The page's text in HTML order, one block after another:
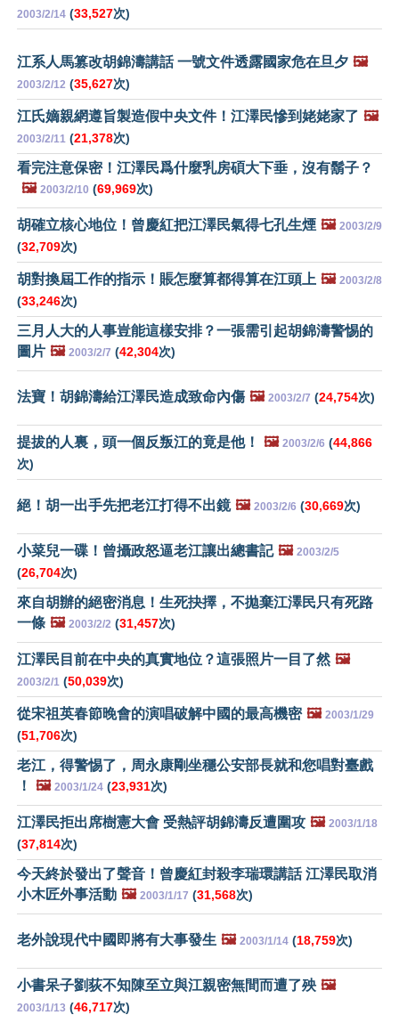
2003/2/14 (33,527次)
江系人馬篡改胡錦濤講話 一號文件透露國家危在旦夕 🖼️
2003/2/12 (35,627次)
江氏嫡親網遵旨製造假中央文件！江澤民慘到姥姥家了 🖼️
2003/2/11 (21,378次)
看完注意保密！江澤民爲什麼乳房碩大下垂，沒有鬍子？
🖼️ 2003/2/10 (69,969次)
胡確立核心地位！曾慶紅把江澤民氣得七孔生煙 🖼️ 2003/2/9
(32,709次)
胡對換屆工作的指示！賬怎麼算都得算在江頭上 🖼️ 2003/2/8
(33,246次)
三月人大的人事豈能這樣安排？一張需引起胡錦濤警惕的
圖片 🖼️ 2003/2/7 (42,304次)
法寶！胡錦濤給江澤民造成致命內傷 🖼️ 2003/2/7 (24,754次)
提拔的人裏，頭一個反叛江的竟是他！ 🖼️ 2003/2/6 (44,866
次)
絕！胡一出手先把老江打得不出鏡 🖼️ 2003/2/6 (30,669次)
小菜兒一碟！曾攝政怒逼老江讓出總書記 🖼️ 2003/2/5
(26,704次)
來自胡辦的絕密消息！生死抉擇，不拋棄江澤民只有死路
一條 🖼️ 2003/2/2 (31,457次)
江澤民目前在中央的真實地位？這張照片一目了然 🖼️
2003/2/1 (50,039次)
從宋祖英春節晚會的演唱破解中國的最高機密 🖼️ 2003/1/29
(51,706次)
老江，得警惕了，周永康剛坐穩公安部長就和您唱對臺戲
！
🖼️ 2003/1/24 (23,931次)
江澤民拒出席樹憲大會 受熱評胡錦濤反遭圍攻 🖼️ 2003/1/18
(37,814次)
今天終於發出了聲音！曾慶紅封殺李瑞環講話 江澤民取消
小木匠外事活動 🖼️ 2003/1/17 (31,568次)
老外說現代中國即將有大事發生 🖼️ 2003/1/14 (18,759次)
小書呆子劉荻不知陳至立與江親密無間而遭了殃 🖼️
2003/1/13 (46,717次)